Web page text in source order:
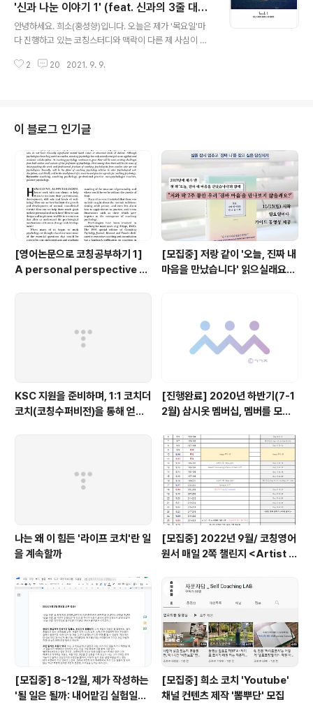
는 'ICF(국제코칭연맹)'이 지난 몇 년간 고수해 온 11가지
역량이 가장 잘 풀어낸 책이라고 생각하는 본 책을 기준으
로 '코치들이 가져야 하는 역량은 무엇인가'에 대해 함께 연
역량을 새롭게 제시한 바 있으니 이 8가지 역량 역시 기존
'신과 나눈 이야기 1' (feat. 신과의 3줄 대화
일지) #북코칭 (8/1-11/8)
안녕하세요. 희소(홍성향)입니다. 오늘은 제가 '목요일'마
다 진행하고 있는 코칭스터디와 맥락이 다른 제 사심이 가
제가 직접 운영하는 스터디는 없어왔는데, 오랜만에 이 책
지요. 저는 코치로서는 라이프코칭 너머 영성코칭에도 관
심이 많고(아직 한국에는 초기 영역이지만, 점점 더 확장될
거라 믿어요), 개인적으로 '유신론자'이기에 범종교적인 컨
텐츠로 신에 대한 연구를 하는 것을 즐기는 편입니다. 그런
제게 이 책이 다가온 건, 이 책 내용 그 자체가 사실이든 아
니든 떠나 그 속에 적힌..
2 20 2021. 9. 9.
이 블로그 인기글
[영어논문으로 코칭공부하기 1]
A personal perspective o
ony M. Grant (2006)
[모집중] 저랑 같이 '오늘, 진짜 내
마음을 만났습니다' 읽으실래요?
KSC 지원을 준비하며, 1:1 코치더
코치(코칭수퍼비전)을 통해 얻은
[진행완료] 2020년 하반기(7-1
2월) 삼시옷 멤버십, 멤버를 모집
나는 왜 이 힘든 '라이프 코치'란 일
을 계속할까
[모집중] 2022년 9월/ 코칭영어
원서 매일 2쪽 챌린지 <Artist W
린지 시즌 1 마지막달 (9/2~9/2
5)
[모집중] 8~12월, 제가 작성하는
'될 일은 될까: 내어맡김 실험일지'
[모집중] 희소 코치 'Youtube'
채널 컨텐츠 제작 '뽐뿌단' 모집